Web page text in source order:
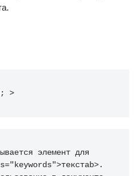
; >
элемент для
="keywords">текстаb> .